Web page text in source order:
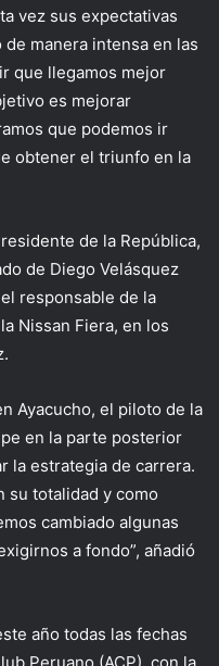
vez sus expectativas
manera intensa en las
que llegamos mejor
es mejorar
que podemos ir
obtener el triunfo en la
de la República,
de Diego Velásquez
responsable de la
Nissan Fiera, en los
Ayacucho, el piloto de la
en la parte posterior
la estrategia de carrera.
su totalidad y como
cambiado algunas
a fondo”, añadió
año todas las fechas